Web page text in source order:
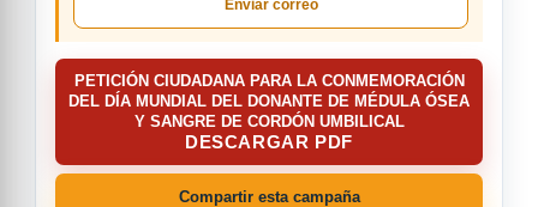
Enviar correo
PETICIÓN CIUDADANA PARA LA CONMEMORACIÓN
DEL DÍA MUNDIAL DEL DONANTE DE MÉDULA ÓSEA
Y SANGRE DE CORDÓN UMBILICAL
DESCARGAR PDF
Compartir esta campaña